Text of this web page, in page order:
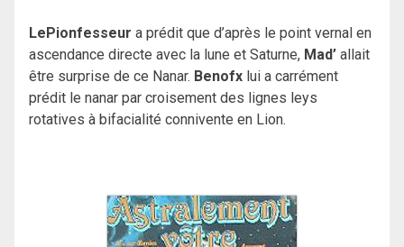
LePionfesseur a prédit que d’après le point vernal en
ascendance directe avec la lune et Saturne, Mad’ allait
être surprise de ce Nanar. Benofx lui a carrément
prédit le nanar par croisement des lignes leys
rotatives à bifacialité connivente en Lion.